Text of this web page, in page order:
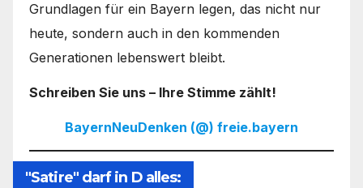
Grundlagen für ein Bayern legen, das nicht nur
heute, sondern auch in den kommenden
Generationen lebenswert bleibt.
Schreiben Sie uns – Ihre Stimme zählt!
BayernNeuDenken (@) freie.bayern
"Satire" darf in D alles: